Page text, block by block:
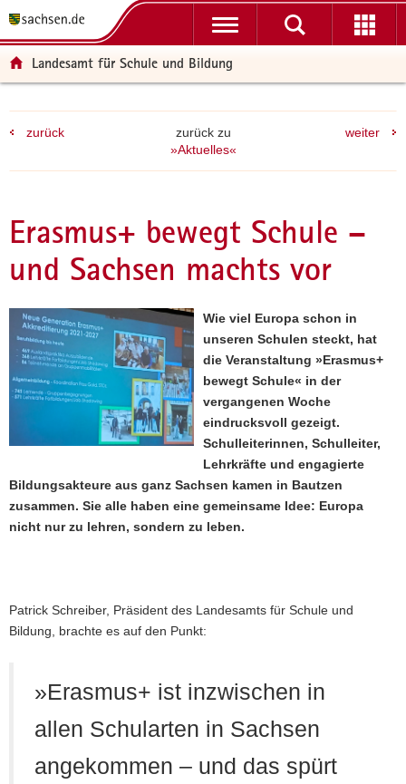
t
l
e
g
r
i
e
n
d
e
v
g
a
t
t
l
v
g
a
i
n
p
i
a
t
t
r
e
e
i
h
Landesamt für Schule und Bildung
zurück
zurück zu
»Aktuelles«
weiter
Erasmus+ bewegt Schule –
und Sachsen machts vor
Wie viel Europa schon in
unseren Schulen steckt, hat
die Veranstaltung »Erasmus+
bewegt Schule« in der
vergangenen Woche
eindrucksvoll gezeigt.
Schulleiterinnen, Schulleiter,
Lehrkräfte und engagierte
Bildungsakteure aus ganz Sachsen kamen in Bautzen
zusammen. Sie alle haben eine gemeinsame Idee: Europa
nicht nur zu lehren, sondern zu leben.
Patrick Schreiber, Präsident des Landesamts für Schule und
Bildung, brachte es auf den Punkt:
»Erasmus+ ist inzwischen in
allen Schularten in Sachsen
angekommen – und das spürt